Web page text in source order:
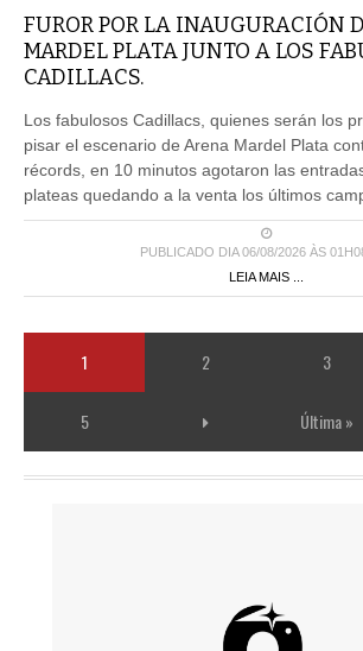
FUROR POR LA INAUGURACIÓN
MARDEL PLATA JUNTO A LOS
CADILLACS.
Los fabulosos Cadillacs, quienes serán los
pisar el escenario de Arena Mardel Plata
récords, en 10 minutos agotaron las
plateas quedando a la venta los últimos
PUBLICADO DIA 06/08/2026 ÀS
LEIA MAIS ...
1 2 3
5 Última »